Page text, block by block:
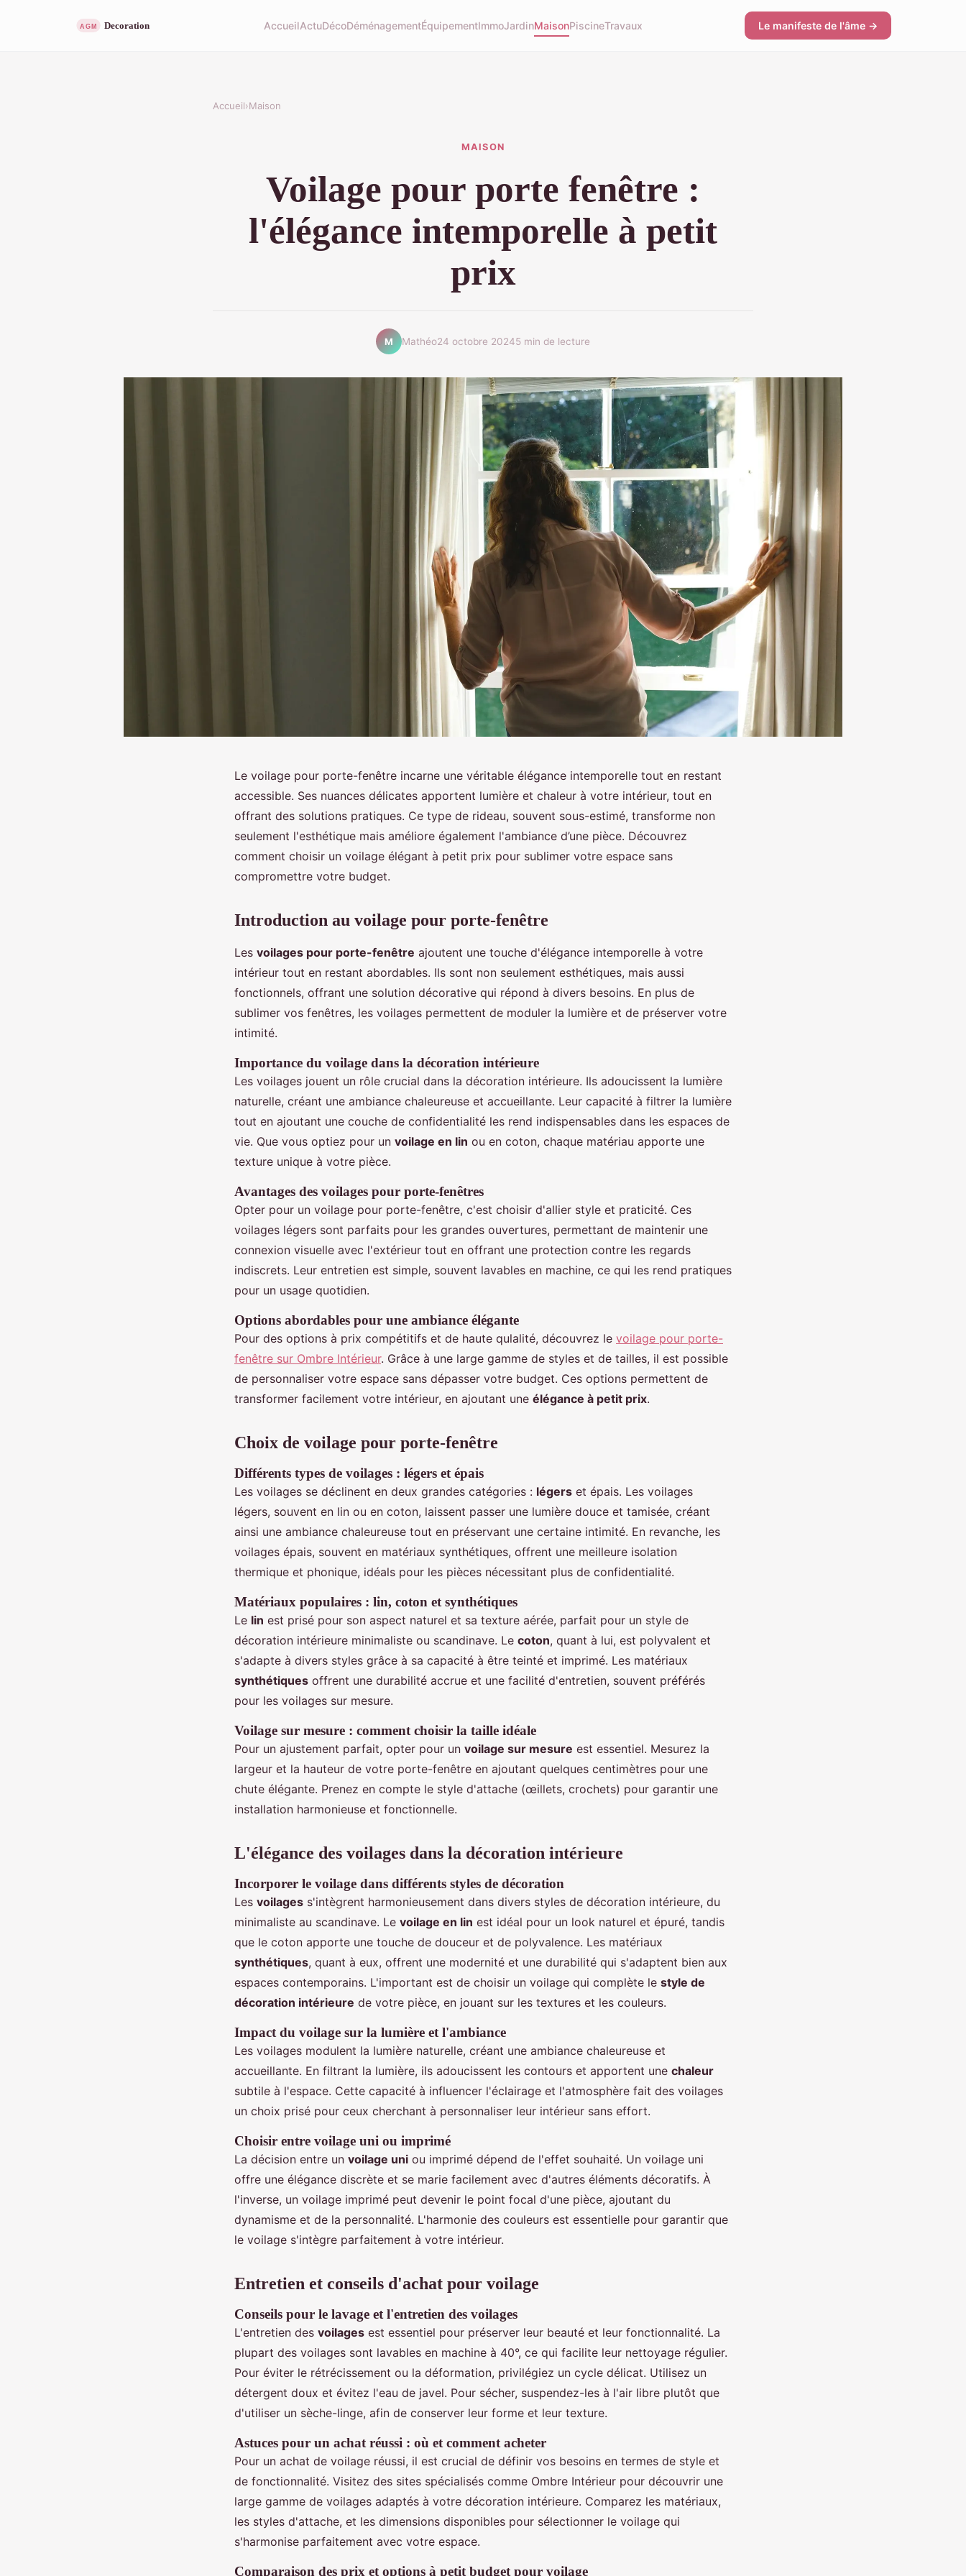
AccueilActuDécoDéménagementÉquipementImmoJardinMaisonPiscineTravaux Le manifeste de l'âme →
Accueil›Maison
MAISON
Voilage pour porte fenêtre :
l'élégance intemporelle à petit
prix
M Mathéo24 octobre 20245 min de lecture
Le voilage pour porte-fenêtre incarne une véritable élégance intemporelle tout en restant
accessible. Ses nuances délicates apportent lumière et chaleur à votre intérieur, tout en
offrant des solutions pratiques. Ce type de rideau, souvent sous-estimé, transforme non
seulement l'esthétique mais améliore également l'ambiance d’une pièce. Découvrez
comment choisir un voilage élégant à petit prix pour sublimer votre espace sans
compromettre votre budget.
Introduction au voilage pour porte-fenêtre
Les voilages pour porte-fenêtre ajoutent une touche d'élégance intemporelle à votre
intérieur tout en restant abordables. Ils sont non seulement esthétiques, mais aussi
fonctionnels, offrant une solution décorative qui répond à divers besoins. En plus de
sublimer vos fenêtres, les voilages permettent de moduler la lumière et de préserver votre
intimité.
Importance du voilage dans la décoration intérieure
Les voilages jouent un rôle crucial dans la décoration intérieure. Ils adoucissent la lumière
naturelle, créant une ambiance chaleureuse et accueillante. Leur capacité à filtrer la lumière
tout en ajoutant une couche de confidentialité les rend indispensables dans les espaces de
vie. Que vous optiez pour un voilage en lin ou en coton, chaque matériau apporte une
texture unique à votre pièce.
Avantages des voilages pour porte-fenêtres
Opter pour un voilage pour porte-fenêtre, c'est choisir d'allier style et praticité. Ces
voilages légers sont parfaits pour les grandes ouvertures, permettant de maintenir une
connexion visuelle avec l'extérieur tout en offrant une protection contre les regards
indiscrets. Leur entretien est simple, souvent lavables en machine, ce qui les rend pratiques
pour un usage quotidien.
Options abordables pour une ambiance élégante
Pour des options à prix compétitifs et de haute qulalité, découvrez le voilage pour porte-
fenêtre sur Ombre Intérieur. Grâce à une large gamme de styles et de tailles, il est possible
de personnaliser votre espace sans dépasser votre budget. Ces options permettent de
transformer facilement votre intérieur, en ajoutant une élégance à petit prix.
Choix de voilage pour porte-fenêtre
Différents types de voilages : légers et épais
Les voilages se déclinent en deux grandes catégories : légers et épais. Les voilages
légers, souvent en lin ou en coton, laissent passer une lumière douce et tamisée, créant
ainsi une ambiance chaleureuse tout en préservant une certaine intimité. En revanche, les
voilages épais, souvent en matériaux synthétiques, offrent une meilleure isolation
thermique et phonique, idéals pour les pièces nécessitant plus de confidentialité.
Matériaux populaires : lin, coton et synthétiques
Le lin est prisé pour son aspect naturel et sa texture aérée, parfait pour un style de
décoration intérieure minimaliste ou scandinave. Le coton, quant à lui, est polyvalent et
s'adapte à divers styles grâce à sa capacité à être teinté et imprimé. Les matériaux
synthétiques offrent une durabilité accrue et une facilité d'entretien, souvent préférés
pour les voilages sur mesure.
Voilage sur mesure : comment choisir la taille idéale
Pour un ajustement parfait, opter pour un voilage sur mesure est essentiel. Mesurez la
largeur et la hauteur de votre porte-fenêtre en ajoutant quelques centimètres pour une
chute élégante. Prenez en compte le style d'attache (œillets, crochets) pour garantir une
installation harmonieuse et fonctionnelle.
L'élégance des voilages dans la décoration intérieure
Incorporer le voilage dans différents styles de décoration
Les voilages s'intègrent harmonieusement dans divers styles de décoration intérieure, du
minimaliste au scandinave. Le voilage en lin est idéal pour un look naturel et épuré, tandis
que le coton apporte une touche de douceur et de polyvalence. Les matériaux
synthétiques, quant à eux, offrent une modernité et une durabilité qui s'adaptent bien aux
espaces contemporains. L'important est de choisir un voilage qui complète le style de
décoration intérieure de votre pièce, en jouant sur les textures et les couleurs.
Impact du voilage sur la lumière et l'ambiance
Les voilages modulent la lumière naturelle, créant une ambiance chaleureuse et
accueillante. En filtrant la lumière, ils adoucissent les contours et apportent une chaleur
subtile à l'espace. Cette capacité à influencer l'éclairage et l'atmosphère fait des voilages
un choix prisé pour ceux cherchant à personnaliser leur intérieur sans effort.
Choisir entre voilage uni ou imprimé
La décision entre un voilage uni ou imprimé dépend de l'effet souhaité. Un voilage uni
offre une élégance discrète et se marie facilement avec d'autres éléments décoratifs. À
l'inverse, un voilage imprimé peut devenir le point focal d'une pièce, ajoutant du
dynamisme et de la personnalité. L'harmonie des couleurs est essentielle pour garantir que
le voilage s'intègre parfaitement à votre intérieur.
Entretien et conseils d'achat pour voilage
Conseils pour le lavage et l'entretien des voilages
L'entretien des voilages est essentiel pour préserver leur beauté et leur fonctionnalité. La
plupart des voilages sont lavables en machine à 40°, ce qui facilite leur nettoyage régulier.
Pour éviter le rétrécissement ou la déformation, privilégiez un cycle délicat. Utilisez un
détergent doux et évitez l'eau de javel. Pour sécher, suspendez-les à l'air libre plutôt que
d'utiliser un sèche-linge, afin de conserver leur forme et leur texture.
Astuces pour un achat réussi : où et comment acheter
Pour un achat de voilage réussi, il est crucial de définir vos besoins en termes de style et
de fonctionnalité. Visitez des sites spécialisés comme Ombre Intérieur pour découvrir une
large gamme de voilages adaptés à votre décoration intérieure. Comparez les matériaux,
les styles d'attache, et les dimensions disponibles pour sélectionner le voilage qui
s'harmonise parfaitement avec votre espace.
Comparaison des prix et options à petit budget pour voilage